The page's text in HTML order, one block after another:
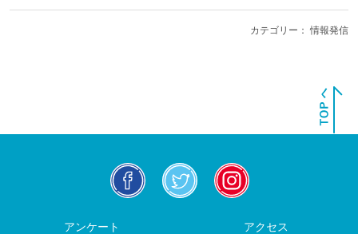
カテゴリー： 情報発信
アンケート
アクセス